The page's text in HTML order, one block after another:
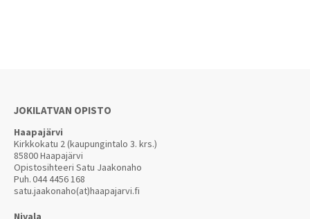
JOKILATVAN OPISTO
Haapajärvi
Kirkkokatu 2 (kaupungintalo 3. krs.)
85800 Haapajärvi
Opistosihteeri Satu Jaakonaho
Puh.044 4456 168
satu.jaakonaho(at)haapajarvi.fi
Nivala